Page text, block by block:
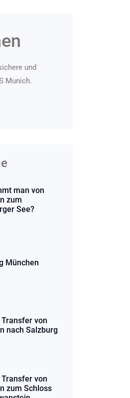
und
Munich.
man von
zum
See?
München
von
nach Salzburg
von
zum Schloss